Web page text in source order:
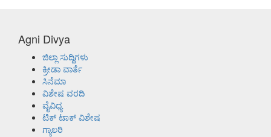
Agni Divya
ಜಿಲ್ಲಾ ಸುದ್ದಿಗಳು
ಕ್ರೀಡಾ ವಾರ್ತೆ
ಸಿನೆಮಾ
ವಿಶೇಷ ವರದಿ
ವೈವಿಧ್ಯ
ಟಿಕ್ ಟಾಕ್ ವಿಶೇಷ
ಗ್ಯಾಲರಿ